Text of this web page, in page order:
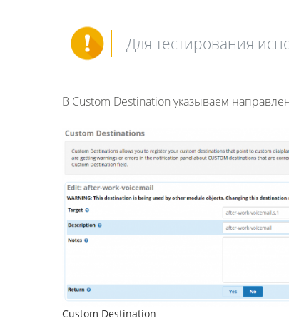
Для тестирования
В Custom Destination указываем
Custom Destination